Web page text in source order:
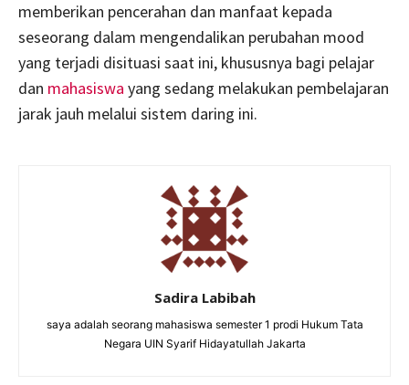
memberikan pencerahan dan manfaat kepada
seseorang dalam mengendalikan perubahan mood
yang terjadi disituasi saat ini, khususnya bagi pelajar
dan mahasiswa yang sedang melakukan pembelajaran
jarak jauh melalui sistem daring ini.
Sadira Labibah
saya adalah seorang mahasiswa semester 1 prodi Hukum Tata
Negara UIN Syarif Hidayatullah Jakarta